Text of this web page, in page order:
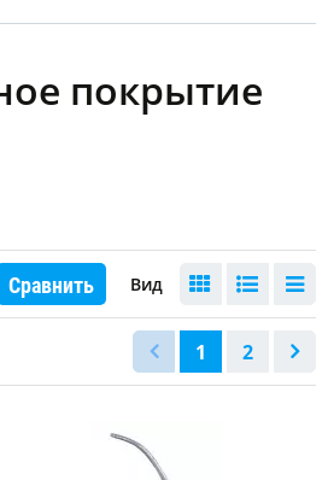
покрытие
Вид
Сравнить
1 2